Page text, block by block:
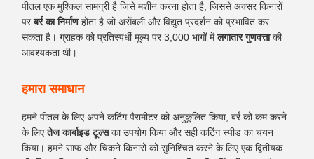
पीतल एक मुश्किल सामग्री है जिसे मशीन करना होता है, जिससे अक्सर किनारों
परबर्र का निर्माणहोता है जो असेंबली और विद्युत प्रदर्शन को प्रभावित कर
सकता है। ग्राहक को प्रतिस्पर्धी मूल्य पर 3,000 भागों मेंलगातार गुणवत्ताकी
आवश्यकता थी।
हमारा समाधान
हमने पीतल के लिए अपने कटिंग पैरामीटर को अनुकूलित किया, बर्र को कम करने
के लिएतेज कार्बाइड टूल्सका उपयोग किया और सही कटिंग स्पीड का चयन
किया। हमने साफ और चिकने किनारों को सुनिश्चित करने के लिए एक द्वितीयक